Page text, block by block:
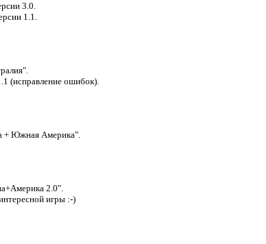
3.0.
1.1.
(исправление ошибок).
+ Южная Америка".
2.0".
игры :-)